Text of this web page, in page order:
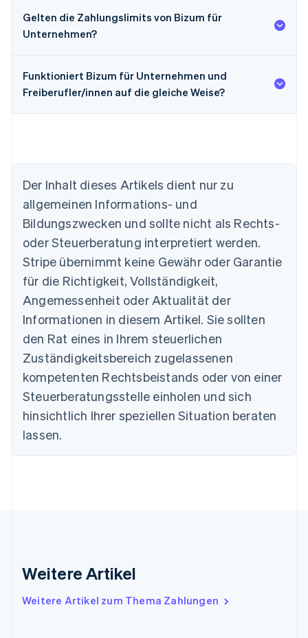
Gelten die Zahlungslimits von Bizum für
Unternehmen?
Funktioniert Bizum für Unternehmen und
Freiberufler/innen auf die gleiche Weise?
Der Inhalt dieses Artikels dient nur zu
allgemeinen Informations- und
Bildungszwecken und sollte nicht als Rechts-
oder Steuerberatung interpretiert werden.
Stripe übernimmt keine Gewähr oder Garantie
für die Richtigkeit, Vollständigkeit,
Angemessenheit oder Aktualität der
Informationen in diesem Artikel. Sie sollten
den Rat eines in Ihrem steuerlichen
Zuständigkeitsbereich zugelassenen
kompetenten Rechtsbeistands oder von einer
Steuerberatungsstelle einholen und sich
hinsichtlich Ihrer speziellen Situation beraten
lassen.
Weitere Artikel
Weitere Artikel zum Thema Zahlungen
Australien
English
Belgien
Brasilien
PortuguêsEnglish
Bulgarien
English
Dänemark
English
DeutschEnglish
Estland
English
Festlandchina
简体中文English
Finnland
Frankreich
FrançaisEnglish
English
Italien
Italiano English